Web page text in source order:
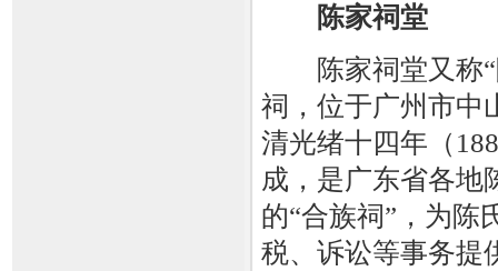
陈家祠堂
陈家祠堂又称“
祠，位于广州市中
清光绪十四年（
成，是广东省各地
的“合族祠”，为陈
税、诉讼等事务提